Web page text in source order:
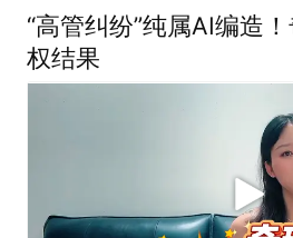
“高管纠纷”纯属AI编造
权结果